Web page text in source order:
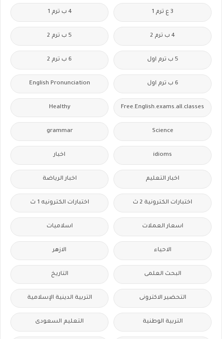
3 ع ترم 1 4 ب ترم 1
4 ب ترم 2 5 ب ترم 2
5 ب ترم اول 6 ب ترم 2
6 ب ترم اول English Pronunciation
Free.English.exams.all.classes
Healthy
Science
grammar
idioms اخبار
اخبار التعليم اخبار الرياضة
اختبارات الكترونية 2 ث اختبارات الكترونيه 1 ث
اسعار العملات اسلاميات
الاحياء الازهر
البحث العلمى التاريخ
التحضير الاكترونى التربية الدينية الإسلامية
التربية الوطنية التعليم السعودى